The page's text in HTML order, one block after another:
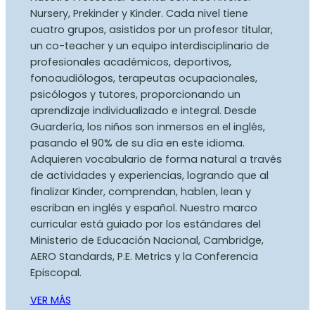
Nursery, Prekinder y Kinder. Cada nivel tiene
cuatro grupos, asistidos por un profesor titular,
un co-teacher y un equipo interdisciplinario de
profesionales académicos, deportivos,
fonoaudiólogos, terapeutas ocupacionales,
psicólogos y tutores, proporcionando un
aprendizaje individualizado e integral. Desde
Guardería, los niños son inmersos en el inglés,
pasando el 90% de su día en este idioma.
Adquieren vocabulario de forma natural a través
de actividades y experiencias, logrando que al
finalizar Kinder, comprendan, hablen, lean y
escriban en inglés y español. Nuestro marco
curricular está guiado por los estándares del
Ministerio de Educación Nacional, Cambridge,
AERO Standards, P.E. Metrics y la Conferencia
Episcopal.
VER MÁS